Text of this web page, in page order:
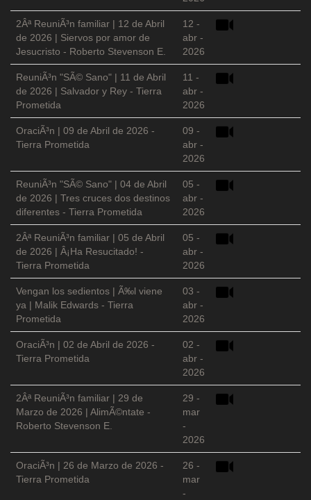
2Âª ReuniÃ³n familiar | 12 de Abril
de 2026 | Siervos por amor de
Jesucristo - Roberto Stevenson E.
12 -
abr -
2026
ReuniÃ³n "SÃ© Sano" | 11 de Abril
de 2026 | Salvador y Rey - Tierra
Prometida
11 -
abr -
2026
OraciÃ³n | 09 de Abril de 2026 -
Tierra Prometida
09 -
abr -
2026
ReuniÃ³n "SÃ© Sano" | 04 de Abril
de 2026 | Tres cruces dos destinos
diferentes - Tierra Prometida
05 -
abr -
2026
2Âª ReuniÃ³n familiar | 05 de Abril
de 2026 | Â¡Ha Resucitado! -
Tierra Prometida
05 -
abr -
2026
Vengan los sedientos | Ã‰l viene
ya | Malik Edwards - Tierra
Prometida
03 -
abr -
2026
OraciÃ³n | 02 de Abril de 2026 -
Tierra Prometida
02 -
abr -
2026
2Âª ReuniÃ³n familiar | 29 de
Marzo de 2026 | AlimÃ©ntate -
Roberto Stevenson E.
29 -
mar
-
2026
OraciÃ³n | 26 de Marzo de 2026 -
Tierra Prometida
26 -
mar
-